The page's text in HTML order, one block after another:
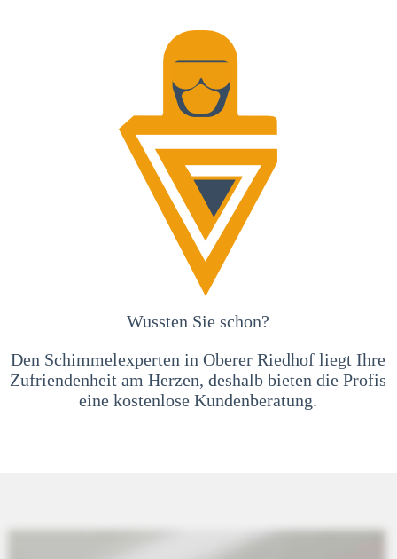
Wussten Sie schon?
Den Schimmelexperten in Oberer Riedhof liegt Ihre
Zufriendenheit am Herzen, deshalb bieten die Profis
eine kostenlose Kundenberatung.